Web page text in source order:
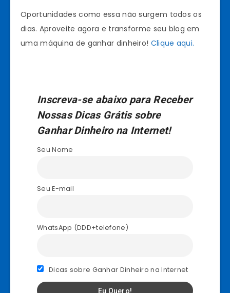
Oportunidades como essa não surgem todos os
dias. Aproveite agora e transforme seu blog em
uma máquina de ganhar dinheiro! Clique aqui.
Inscreva-se abaixo para Receber
Nossas Dicas Grátis sobre
Ganhar Dinheiro na Internet!
Seu Nome
Seu E-mail
WhatsApp (DDD+telefone)
Dicas sobre Ganhar Dinheiro na Internet